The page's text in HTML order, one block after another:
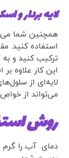
لایه بردار و
همچنین شما
استفاده کنید.
ترکیب کنید و
این کار علاوه
لایه‌ای از
می‌تواند از
روش
دمای آب را گرم